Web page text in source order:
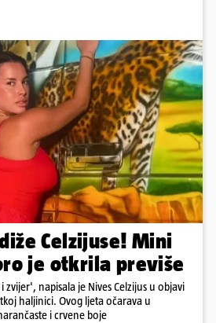
Celzijuse! Mini
je otkrila previše
zvijer', napisala je Nives Celzijus u objavi
haljinici. Ovog ljeta očarava u
i crvene boje